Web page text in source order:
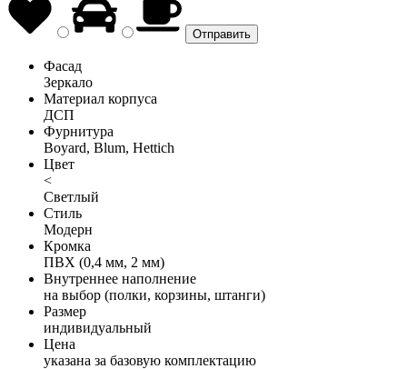
Фасад
Зеркало
Материал корпуса
ДСП
Фурнитура
Boyard, Blum, Hettich
Цвет
<
Светлый
Стиль
Модерн
Кромка
ПВХ (0,4 мм, 2 мм)
Внутреннее наполнение
на выбор (полки, корзины, штанги)
Размер
индивидуальный
Цена
указана за базовую комплектацию